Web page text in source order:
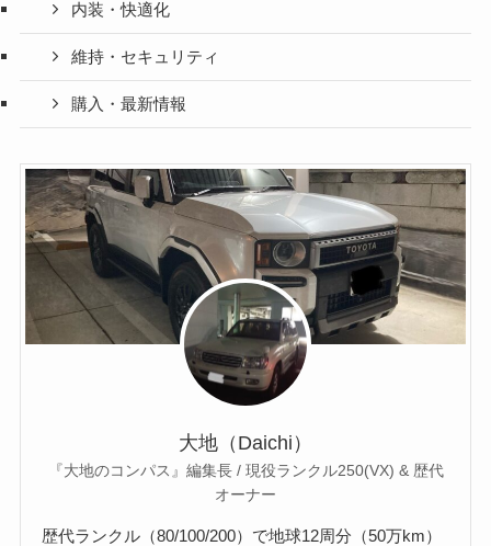
内装・快適化
維持・セキュリティ
購入・最新情報
大地（Daichi）
『大地のコンパス』編集長 / 現役ランクル250(VX) & 歴代
オーナー
歴代ランクル（80/100/200）で地球12周分（50万km）